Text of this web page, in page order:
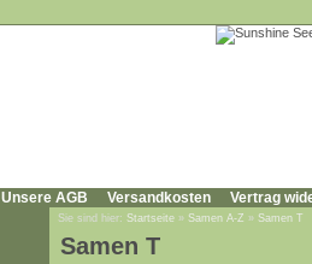
Unsere AGB Versandkosten Vertrag
Sie sind hier: Startseite » Samen A-Z » Samen T
Samen T